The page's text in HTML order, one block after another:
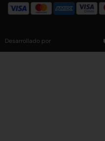
Desarrollado por